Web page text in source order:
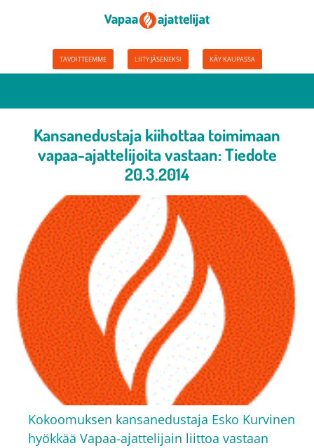
TAVOITTEEMME LIITY JÄSENEKSI KÄY KAUPASSA
Kansanedustaja kiihottaa toimimaan
vapaa-ajattelijoita vastaan: Tiedote
20.3.2014
Kokoomuksen kansanedustaja Esko Kurvinen
hyökkää Vapaa-ajattelijain liittoa vastaan